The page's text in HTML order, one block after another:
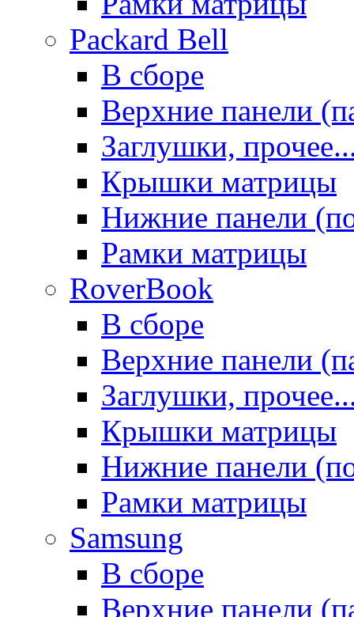
Packard Bell
В сборе
Верхние панели
Заглушки,
Крышки матрицы
Нижние панели
Рамки матрицы
RoverBook
В сборе
Верхние панели
Заглушки,
Крышки матрицы
Нижние панели
Рамки матрицы
Samsung
В сборе
Верхние панели